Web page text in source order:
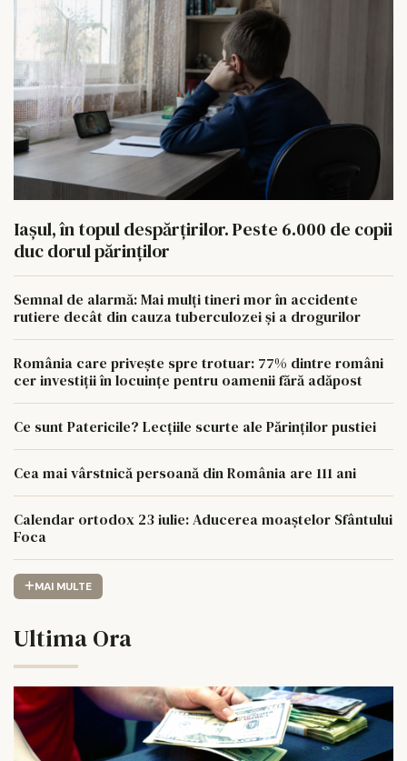
Iașul, în topul despărțirilor. Peste 6.000 de copii
duc dorul părinților
Semnal de alarmă: Mai mulți tineri mor în accidente
rutiere decât din cauza tuberculozei și a drogurilor
România care privește spre trotuar: 77% dintre români
cer investiții în locuințe pentru oamenii fără adăpost
Ce sunt Patericile? Lecțiile scurte ale Părinților pustiei
Cea mai vârstnică persoană din România are 111 ani
Calendar ortodox 23 iulie: Aducerea moaștelor Sfântului
Foca
MAI MULTE
Ultima Ora